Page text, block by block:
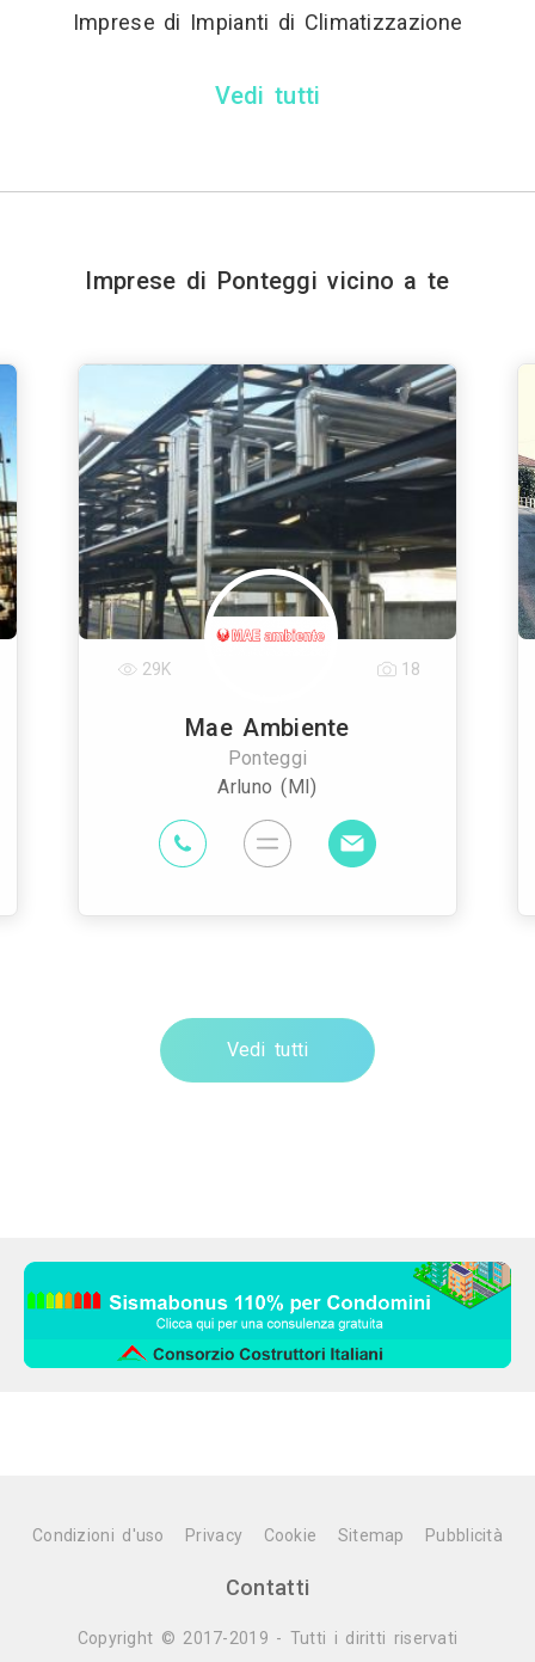
Imprese di Impianti di Climatizzazione
Vedi tutti
Imprese di Ponteggi vicino a te
Mae Ambiente
Ponteggi
Arluno (MI)
29K 18
Vedi tutti
Condizioni d'uso Privacy Cookie Sitemap Pubblicità
Contatti
Copyright © 2017-2019 - Tutti i diritti riservati